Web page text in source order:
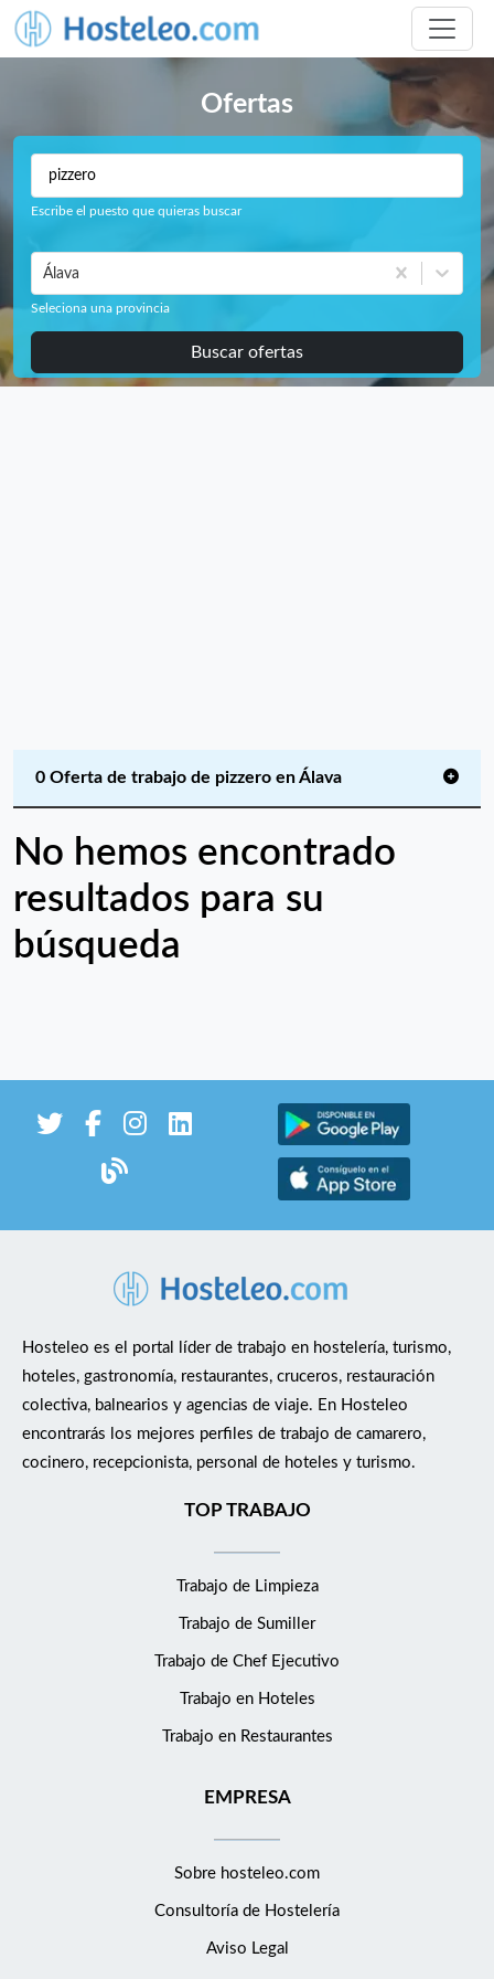
Ofertas
Escribe el puesto que quieras buscar
Álava
Seleciona una provincia
Buscar ofertas
0 Oferta de trabajo de pizzero en Álava
No hemos encontrado
resultados para su
búsqueda
Hosteleo es el portal líder de trabajo en hostelería, turismo,
hoteles, gastronomía, restaurantes, cruceros, restauración
colectiva, balnearios y agencias de viaje. En Hosteleo
encontrarás los mejores perfiles de trabajo de camarero,
cocinero, recepcionista, personal de hoteles y turismo.
TOP TRABAJO
Trabajo de Limpieza
Trabajo de Sumiller
Trabajo de Chef Ejecutivo
Trabajo en Hoteles
Trabajo en Restaurantes
EMPRESA
Sobre hosteleo.com
Consultoría de Hostelería
Aviso Legal